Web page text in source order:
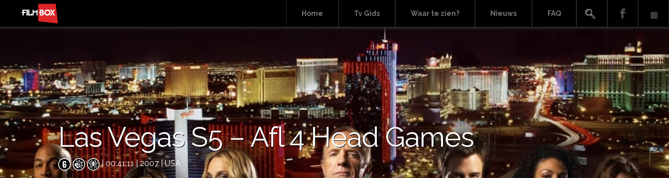
Home Tv Gids Waar te zien? Nieuws FAQ
Las Vegas S5 – Afl 4 Head Games
| 00:41:11 | 2007 | USA